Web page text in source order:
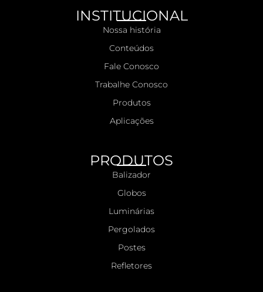
INSTITUCIONAL
Nossa história
Conteúdos
Fale Conosco
Trabalhe Conosco
Produtos
Aplicações
PRODUTOS
Balizador
Globos
Luminárias
Pergolados
Postes
Refletores